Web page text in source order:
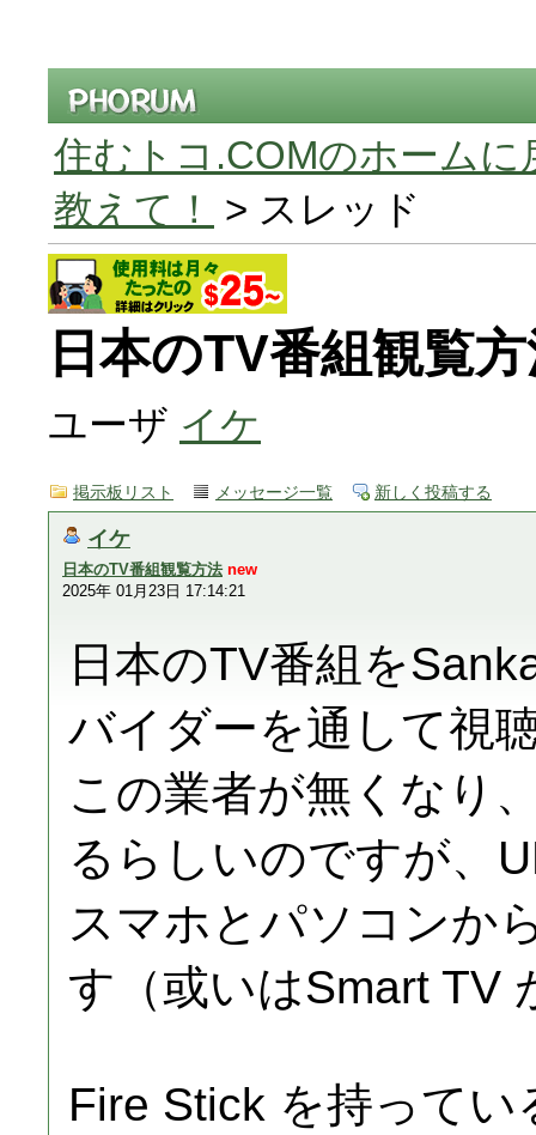
住むトコ.COMのホームに
教えて！
> スレッド
日本のTV番組観覧
ユーザ イケ
掲示板リスト メッセージ一覧 新しく投稿する
イケ
日本のTV番組観覧方法 new
2025年 01月23日 17:14:21
日本のTV番組を
バイダーを通して視
この業者が無くなり
るらしいのですが、
スマホとパソコンか
す（或いはSmart TV
Fire Stick を持って